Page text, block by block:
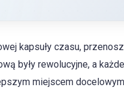
kapsuły czasu,
były rewolucyjne, a
miejscem